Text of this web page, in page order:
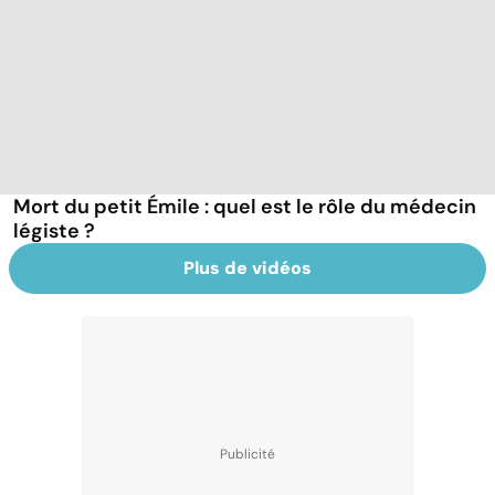
Mort du petit Émile : quel est le rôle du médecin
légiste ?
Plus de vidéos